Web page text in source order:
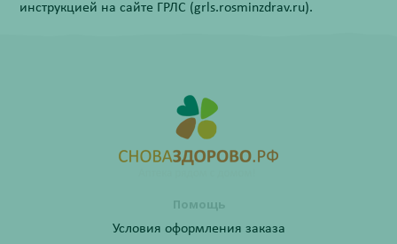
инструкцией на сайте ГРЛС (grls.rosminzdrav.ru).
Помощь
Условия оформления заказа